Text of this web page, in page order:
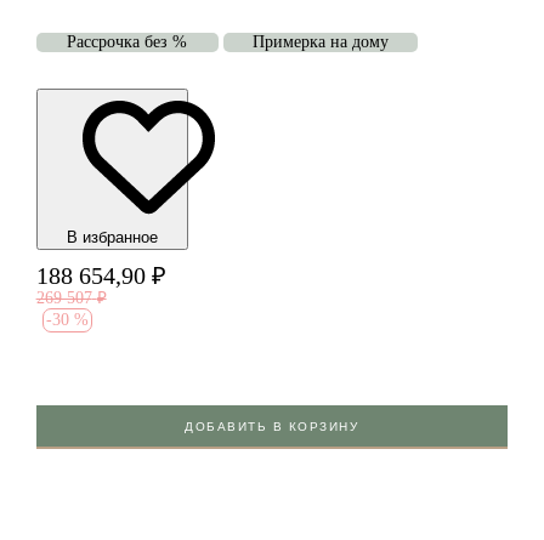
Рассрочка без % Примерка на дому
В избранноe
188 654,90 ₽
269 507 ₽
-30 %
ДОБАВИТЬ В КОРЗИНУ